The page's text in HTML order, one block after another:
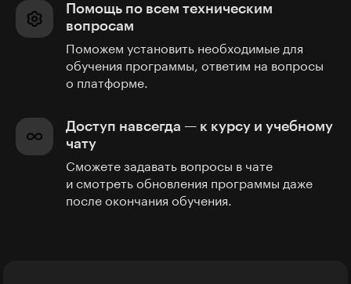
Помощь по всем техническим
вопросам
Поможем установить необходимые для
обучения программы, ответим на вопросы
о платформе.
Доступ навсегда — к курсу и учебному
чату
Сможете задавать вопросы в чате
и смотреть обновления программы даже
после окончания обучения.